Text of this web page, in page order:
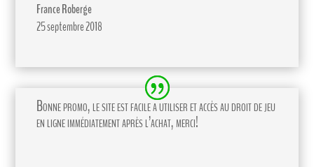
France Roberge
25 septembre 2018
Bonne promo, le site est facile a utiliser et accès au droit de jeu
en ligne immédiatement après l’achat, merci!